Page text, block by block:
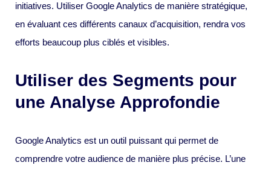
initiatives. Utiliser Google Analytics de manière stratégique,
en évaluant ces différents canaux d’acquisition, rendra vos
efforts beaucoup plus ciblés et visibles.
Utiliser des Segments pour
une Analyse Approfondie
Google Analytics est un outil puissant qui permet de
comprendre votre audience de manière plus précise. L’une